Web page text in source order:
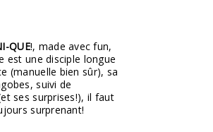
QUE!, made avec fun,
est une disciple longue
(manuelle bien sûr), sa
suivi de
ses surprises!), il faut
surprenant!